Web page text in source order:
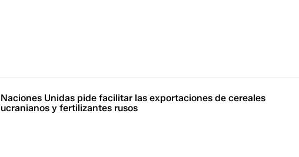
Naciones Unidas pide facilitar las exportaciones de cereales
ucranianos y fertilizantes rusos